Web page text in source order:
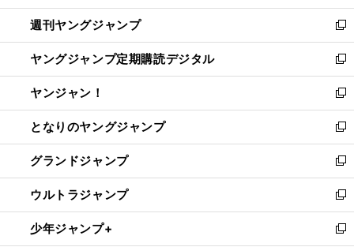
開
く
ウ
で
開
く
ン
ド
ウ
で
開
く
ウ
ィ
ン
ド
ウ
で
開
く
週刊ヤングジャンプ
新
し
い
ウ
ィ
ン
ド
ウ
で
開
く
ヤングジャンプ定期購読デジタル
新
し
い
ウ
ィ
ン
ド
ウ
で
開
く
ヤンジャン！
新
し
い
ウ
ィ
ン
ド
ウ
で
となりのヤングジャンプ
新
し
い
ウ
ィ
ン
ド
グランドジャンプ
新
し
い
ウ
ィ
ウルトラジャンプ
新
し
い
少年ジャンプ+
新